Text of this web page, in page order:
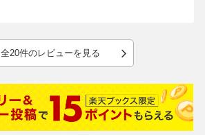
全20件のレビューを見る